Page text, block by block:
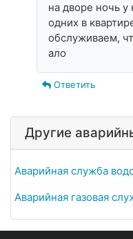
на дворе ночь у
одних в
обслуживаем,
ало
Ответить
Другие
Аварийная служба
Аварийная газовая